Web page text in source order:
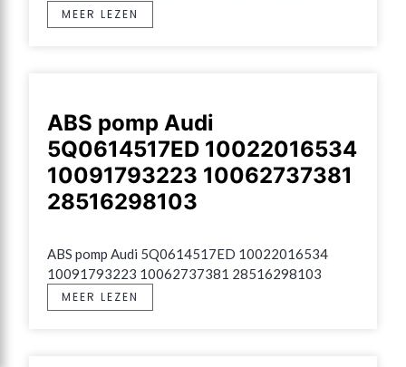
MEER LEZEN
ABS pomp Audi
5Q0614517ED 10022016534
10091793223 10062737381
28516298103
ABS pomp Audi 5Q0614517ED 10022016534
10091793223 10062737381 28516298103
MEER LEZEN